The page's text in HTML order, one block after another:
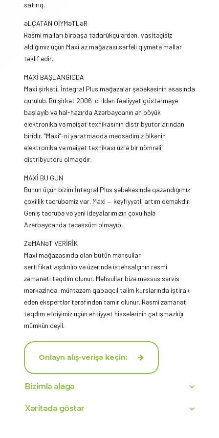
satırıq.
ƏLÇATAN QİYMƏTLƏR
Rəsmi malları birbaşa tədarükçülərdən, vasitəçisiz
aldığımız üçün Maxi.az mağazası sərfəli qiymətə mallar
təklif edir.
MAXİ BAŞLANĞICDA
Maxi şirkəti, İntegral Plus mağazalar şəbəkəsinin əsasında
qurulub. Bu şirkət 2006-cı ildən fəaliyyət göstərməyə
başlayıb və hal-hazırda Azərbaycanın ən böyük
elektronika və məişət texnikasının distribyutorlarından
biridir. “Maxi”-ni yaratmaqda məqsədimiz ölkənin
elektronika və məişət texnikası üzrə bir nömrəli
distribyutoru olmaqdır.
MAXİ BU GÜN
Bunun üçün bizim İntegral Plus şəbəkəsində qazandığımız
çoxillik təcrübəmiz var. Maxi — keyfiyyətli artım deməkdir.
Geniş təcrübə və yeni ideyalarımızın çoxu hələ
Azerbaycanda təcəssüm olmayıb.
ZƏMANƏT VERİRİK
Maxi mağazasında olan bütün məhsullar
sertifikatlaşdırılıb və üzərində istehsalçının rəsmi
zəmanəti təqdim olunur. Məhsullar bizə məxsus servis
mərkəzində, müntəzəm qabaqcıl təlim kurslarında iştirak
edən ekspertlər tərəfindən təmir olunur. Rəsmi zəmanət
təqdim etdiyimiz üçün ehtiyyat hissələrinin çatışmazlığı
mümkün deyil.
Onlayn alış-verişə keçin:
Bizimlə əlagə
Xəritədə göstər